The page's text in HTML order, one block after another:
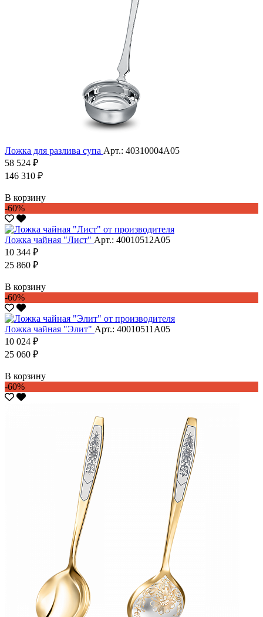
Ложка для разлива супа Арт.: 40310004А05
58 524 ₽
146 310 ₽
В корзину
-60%
Ложка чайная "Лист" Арт.: 40010512А05
10 344 ₽
25 860 ₽
В корзину
-60%
Ложка чайная "Элит" Арт.: 40010511А05
10 024 ₽
25 060 ₽
В корзину
-60%